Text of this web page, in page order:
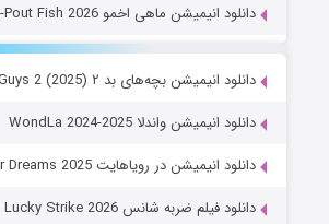
دانلود انیمیشن ماهی اخمو The Pout-Pout Fish 2026
دانلود انیمیشن بچه‌های بد ۲ The Bad Guys 2 (2025)
دانلود انیمیشن واندلا WondLa 2024-2025
دانلود انیمیشن در رویاهایت In Your Dreams 2025
دانلود فیلم ضربه شانس Lucky Strike 2026